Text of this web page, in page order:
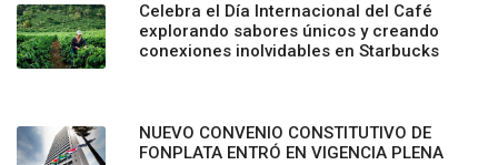
Celebra el Día Internacional del Café
explorando sabores únicos y creando
conexiones inolvidables en Starbucks
NUEVO CONVENIO CONSTITUTIVO DE
FONPLATA ENTRÓ EN VIGENCIA PLENA